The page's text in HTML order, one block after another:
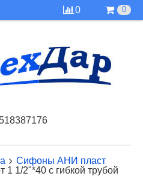
0 0
Сифоны АНИ пласт
1/2"*40 с гибкой трубой